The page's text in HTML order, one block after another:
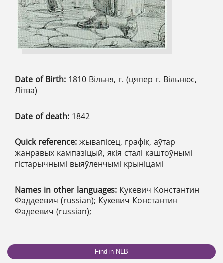
Date of Birth: 1810 Вільня, г. (цяпер г. Вільнюс,
Літва)
Date of death: 1842
Quick reference: жывапісец, графік, аўтар
жанравых кампазіцый, якія сталі каштоўнымі
гістарычнымі выяўленчымі крыніцамі
Names in other languages: Кукевич Константин
Фаддеевич (russian); Кукевич Константин
Фадеевич (russian);
Find in NLB